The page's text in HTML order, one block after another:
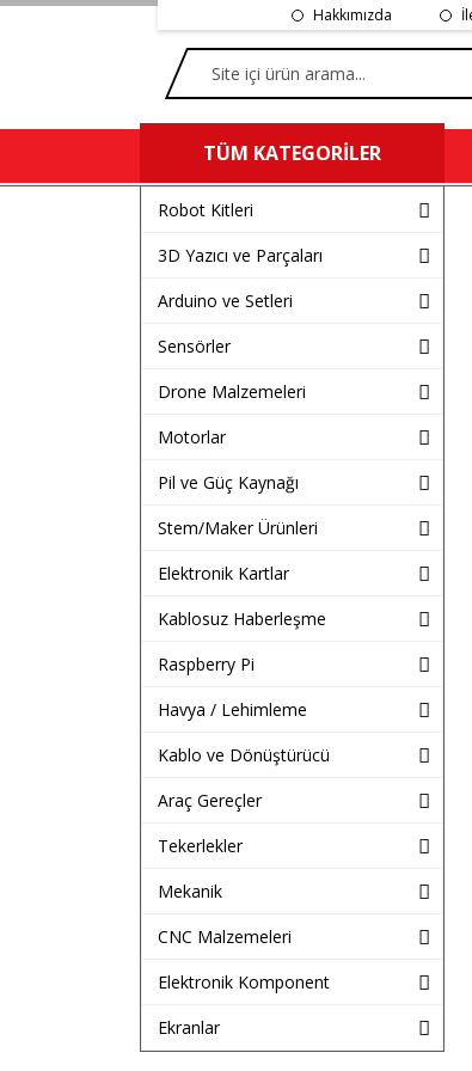
Hakkımızda
TÜM KATEGORİLER
Robot Kitleri
3D Yazıcı ve Parçaları
Arduino ve Setleri
Sensörler
Drone Malzemeleri
Motorlar
Pil ve Güç Kaynağı
Stem/Maker Ürünleri
Elektronik Kartlar
Kablosuz Haberleşme
Raspberry Pi
Havya / Lehimleme
Kablo ve Dönüştürücü
Araç Gereçler
Tekerlekler
Mekanik
CNC Malzemeleri
Elektronik Komponent
Ekranlar